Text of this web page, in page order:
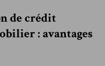
de crédit
: avantages